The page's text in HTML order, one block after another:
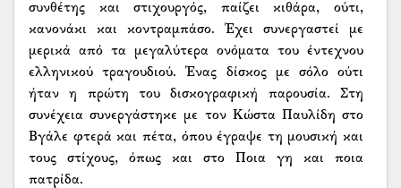
συνθέτης και στιχουργός, παίζει κιθάρα, ούτι,
κανονάκι και κοντραμπάσο. Έχει συνεργαστεί με
μερικά από τα μεγαλύτερα ονόματα του έντεχνου
ελληνικού τραγουδιού. Ένας δίσκος με σόλο ούτι
ήταν η πρώτη του δισκογραφική παρουσία. Στη
συνέχεια συνεργάστηκε με τον Κώστα Παυλίδη στο
Βγάλε φτερά και πέτα, όπου έγραψε τη μουσική και
τους στίχους, όπως και στο Ποια γη και ποια
πατρίδα.